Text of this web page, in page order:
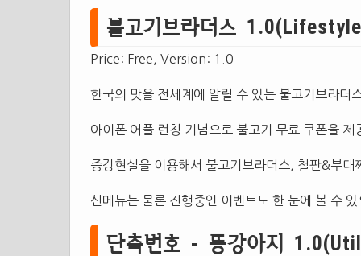
불고기브라더스
Price: Free, Version: 1.0
한국의 맛을 전세계에 알릴 수 있는 불고기브라더
아이폰 어플 런칭 기념으로 불고기 무료 쿠폰을 제
증강현실을 이용해서 불고기브라더스, 철판&부
신메뉴는 물론 진행중인 이벤트도 한 눈에 볼 수
단축번호 - 똥강아지